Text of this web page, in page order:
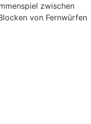
zwischen
von Fernwürfen